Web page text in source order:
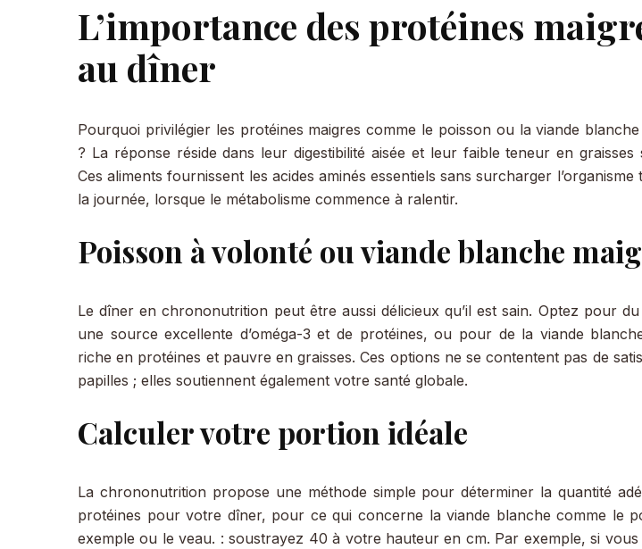
L’importance des protéines
au dîner
Pourquoi privilégier les protéines maigres comme le poisson ou la viande
? La réponse réside dans leur digestibilité aisée et leur faible teneur en graisses
Ces aliments fournissent les acides aminés essentiels sans surcharger l’organisme
la journée, lorsque le métabolisme commence à ralentir.
Poisson à volonté ou viande blanche
Le dîner en chrononutrition peut être aussi délicieux qu’il est sain. Optez pour
une source excellente d’oméga-3 et de protéines, ou pour de la viande
riche en protéines et pauvre en graisses. Ces options ne se contentent pas de
papilles ; elles soutiennent également votre santé globale.
Calculer votre portion idéale
La chrononutrition propose une méthode simple pour déterminer la quantité
protéines pour votre dîner, pour ce qui concerne la viande blanche comme le
exemple ou le veau. : soustrayez 40 à votre hauteur en cm. Par exemple, si vous